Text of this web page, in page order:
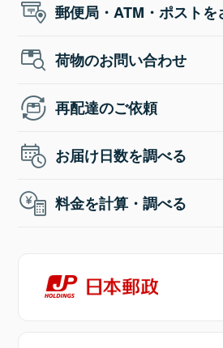
郵便局・ATM・ポストを
荷物のお問い合わせ
再配達のご依頼
お届け日数を調べる
料金を計算・調べる